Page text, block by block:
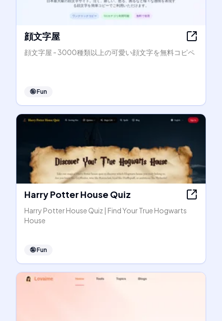
顔文字屋
顔文字屋 - 3000種類以上の可愛い顔文字を無料コピペ
🤪Fun
Harry Potter House Quiz
Harry Potter House Quiz | Find Your True Hogwarts
House
🤪Fun